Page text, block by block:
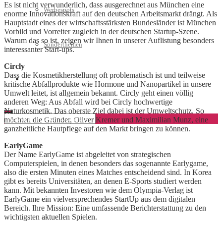
Werbespots
Sonderthemen
Geschäftskonto eröffnen
Es ist nicht verwunderlich, dass ausgerechnet aus München eine
enorme Innovationskraft auf den deutschen Arbeitsmarkt drängt. Als
Hauptstadt eines der wirtschaftsstärksten Bundesländer ist München
Vorbild und Vorreiter zugleich in der deutschen Startup-Szene.
Warum das so ist, zeigen wir Ihnen in unserer Auflistung besonders
interessanter Start-ups.
Circly
Dass die Kosmetikherstellung oft problematisch ist und teilweise
kritische Abfallprodukte wie Hormone und Nanopartikel in unsere
Umwelt leitet, ist allgemein bekannt. Circly geht einen völlig
anderen Weg: Aus Abfall wird bei Circly hochwertige
Naturkosmetik. Das oberste Ziel dabei ist der Umweltschutz. So
möchten die Gründer, Oliver Kremer und Maximilian Munz, eine
ganzheitliche Hautpflege auf den Markt bringen zu können.
EarlyGame
Der Name EarlyGame ist abgeleitet von strategischen
Computerspielen, in denen besonders das sogenannte Earlygame,
also die ersten Minuten eines Matches entscheidend sind. In Korea
gibt es bereits Universitäten, an denen E-Sports studiert werden
kann. Mit bekannten Investoren wie dem Olympia-Verlag ist
EarlyGame ein vielversprechendes StartUp aus dem digitalen
Bereich. Ihre Mission: Eine umfassende Berichterstattung zu den
wichtigsten aktuellen Spielen.